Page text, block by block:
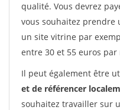
qualité. Vous devrez
vous souhaitez prendre
un site vitrine par
entre 30 et 55 euros par
Il peut également être
et de référencer
souhaitez travailler sur